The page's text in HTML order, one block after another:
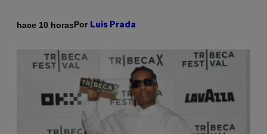
hace 10 horasPor Luis Prada